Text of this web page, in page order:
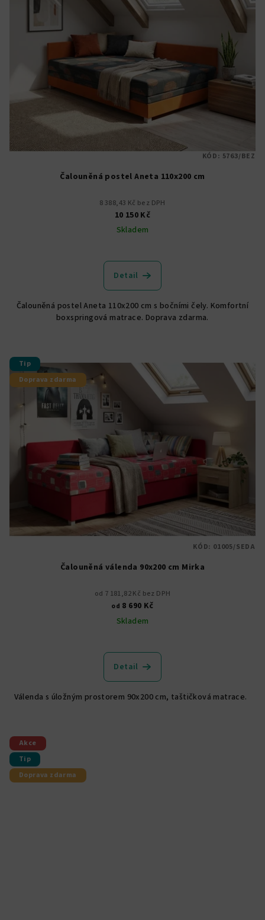
Čalouněná postel Aneta 110x200 cm
8 388,43 Kč bez DPH
10 150 Kč
Skladem
hodnocení
produktu
z
5
Detail
Čalouněná postel Aneta 110x200 cm s bočními čely. Komfortní
boxspringová matrace. Doprava zdarma.
KÓD: 5763/BEZ
Tip
Doprava zdarma
Čalouněná válenda 90x200 cm Mirka
od 7 181,82 Kč bez DPH
od 8 690 Kč
Skladem
hodnocení
produktu
z
Detail
Válenda s úložným prostorem 90x200 cm, taštičková matrace.
KÓD: 01005/SEDA
Akce
Tip
Doprava zdarma